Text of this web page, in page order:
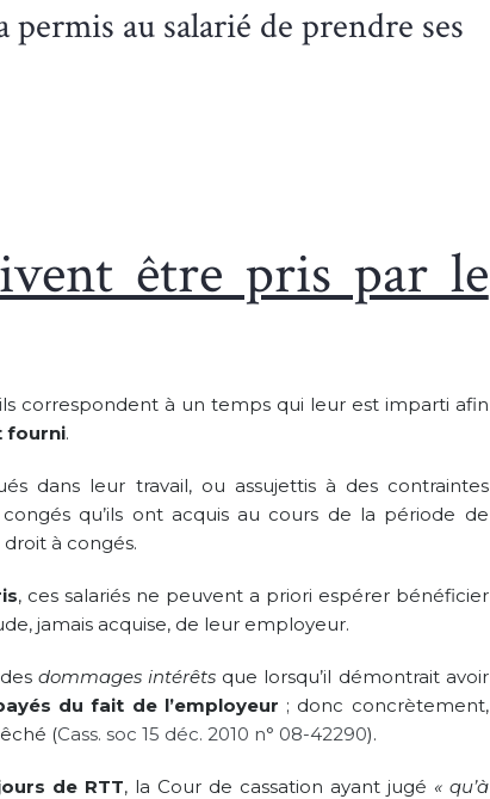
au salarié de prendre ses
être pris par le
correspondent à un temps qui leur est imparti afin
fourni.
dans leur travail, ou assujettis à des contraintes
qu’ils ont acquis au cours de la période de
à congés.
, ces salariés ne peuvent a priori espérer bénéficier
jamais acquise, de leur employeur.
desdommages intérêts que lorsqu’il démontrait avoir
du fait de l’employeur ; donc concrètement,
(Cass. soc 15 déc. 2010 n° 08-42290).
de RTT, la Cour de cassation ayant jugé « qu’à